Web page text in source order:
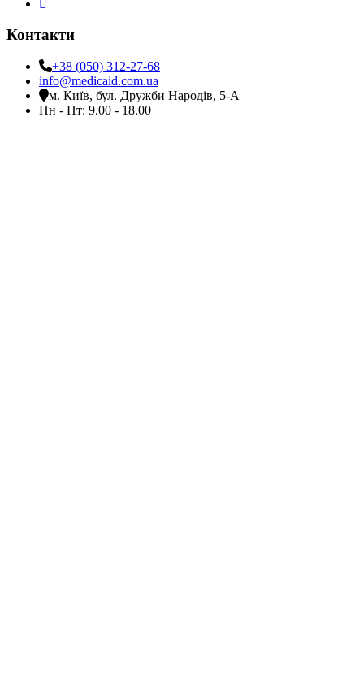
Контакти
+38 (050) 312-27-68
info@medicaid.com.ua
м. Київ, бул. Дружби Народів, 5-А
Пн - Пт: 9.00 - 18.00